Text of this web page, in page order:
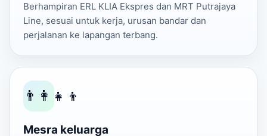
Berhampiran ERL KLIA Ekspres dan MRT Putrajaya
Line, sesuai untuk kerja, urusan bandar dan
perjalanan ke lapangan terbang.
👨‍👩‍👧‍👦
Mesra keluarga